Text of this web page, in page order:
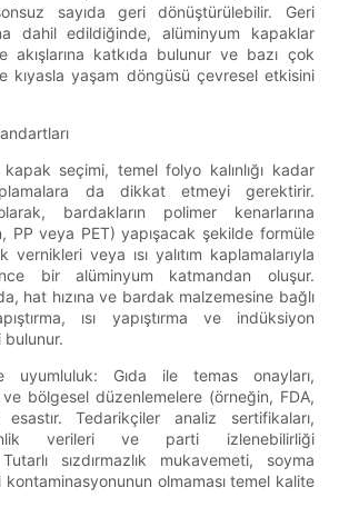
sayıda geri dönüştürülebilir. Geri
dahil edildiğinde, alüminyum kapaklar
akışlarına katkıda bulunur ve bazı çok
kıyasla yaşam döngüsü çevresel etkisini
seçimi, temel folyo kalınlığı kadar
da dikkat etmeyi gerektirir.
bardakların polimer kenarlarına
PP veya PET) yapışacak şekilde formüle
vernikleri veya ısı yalıtım kaplamalarıyla
bir alüminyum katmandan oluşur.
hat hızına ve bardak malzemesine bağlı
ısı yapıştırma ve indüksiyon
bulunur.
uyumluluk: Gıda ile temas onayları,
bölgesel düzenlemelere (örneğin, FDA,
esastır. Tedarikçiler analiz sertifikaları,
verileri ve parti izlenebilirliği
sızdırmazlık mukavemeti, soyma
olmaması temel kalite